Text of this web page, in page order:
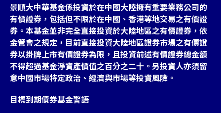
景順大中華基金係投資於在中國大陸擁有重要業務公司的
有價證券，包括但不限於在中國、香港等地交易之有價證
券。本基金並非完全直接投資於大陸地區之有價證券，依
金管會之規定，目前直接投資大陸地區證券市場之有價證
券以掛牌上市有價證券為限，且投資前述有價證券總金額
不得超過基金淨資產價值之百分之二十。另投資人亦須留
意中國市場特定政治、經濟與市場等投資風險。
目標到期債券基金警語